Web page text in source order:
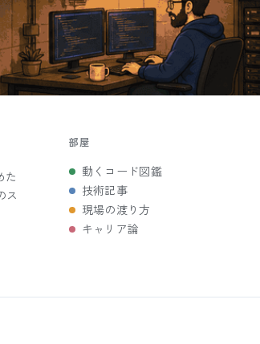
た
ス
部屋
動くコード図鑑
技術記事
現場の渡り方
キャリア論